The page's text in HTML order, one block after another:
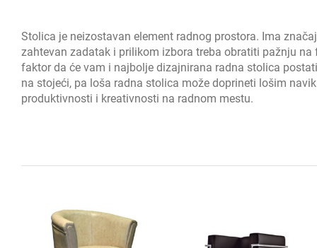
Stolica je neizostavan element radnog prostora. Ima
zahtevan zadatak i prilikom izbora treba obratiti pažnju
faktor da će vam i najbolje dizajnirana radna stolica
na stojeći, pa loša radna stolica može doprineti lošim
produktivnosti i kreativnosti na radnom mestu.